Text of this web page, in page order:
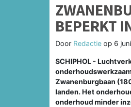
BEPERKT
Door Redactie op 6
SCHIPHOL -
Zwanenburgbaan
landen. Het
onderhoud minder